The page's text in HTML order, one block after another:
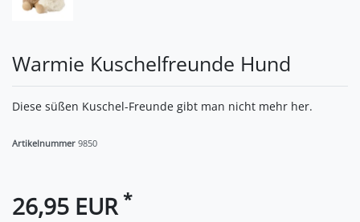
Warmie Kuschelfreunde Hund
Diese süßen Kuschel-Freunde gibt man nicht mehr her.
Artikelnummer 9850
26,95 EUR *